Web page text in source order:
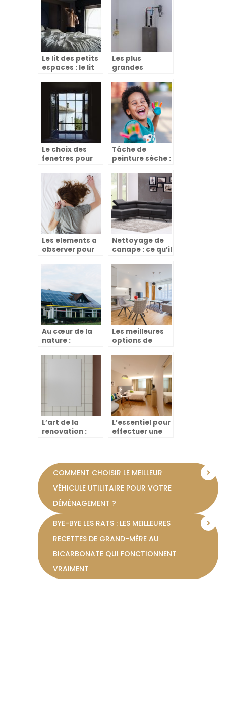
Le lit des petits
espaces : le lit
Les plus
grandes
chaudière
électrique
Le choix des
fenetres pour
maison plus
moderne
Tâche de
peinture sèche :
l’enlever ?
Les elements a
observer pour
Nettoyage de
canape : ce qu’il
Au cœur de la
nature :
secrets des
ecologiques
Les meilleures
options de
une decoration
moderne
L’art de la
renovation :
parfaits pour
votre projet
L’essentiel pour
effectuer une
COMMENT CHOISIR LE MEILLEUR
VÉHICULE UTILITAIRE POUR VOTRE
DÉMÉNAGEMENT ?
BYE-BYE LES RATS : LES MEILLEURES
RECETTES DE GRAND-MÈRE AU
BICARBONATE QUI FONCTIONNENT
VRAIMENT